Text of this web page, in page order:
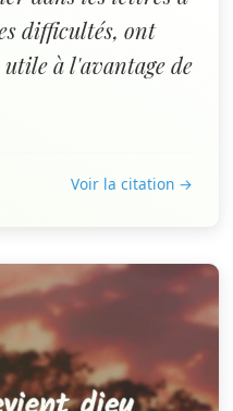
difficultés, ont
à l'avantage de
Voir la citation →